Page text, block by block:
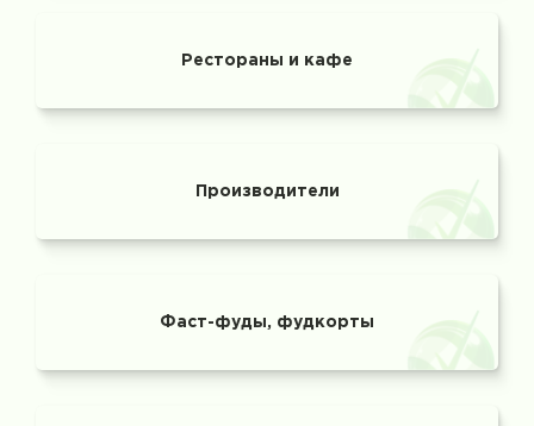
Рестораны и кафе
Производители
Фаст-фуды, фудкорты